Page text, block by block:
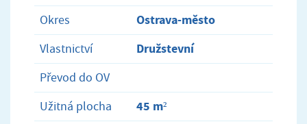
Okres Ostrava-město
Vlastnictví Družstevní
Převod do OV
Užitná plocha
45 m²